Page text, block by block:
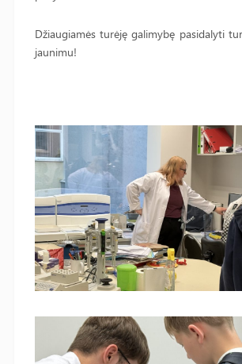
Džiaugiamės turėję galimybę pasidalyti
jaunimu!